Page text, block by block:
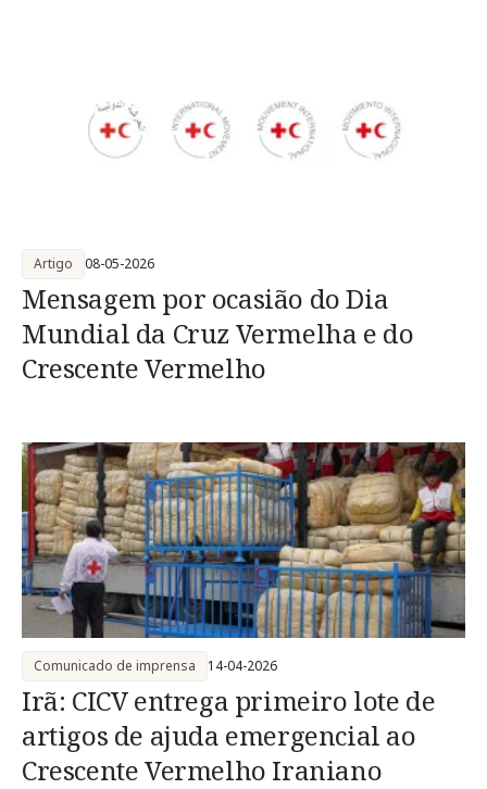
Mensagem por ocasião do Dia
Mundial da Cruz Vermelha e do
Crescente Vermelho
Artigo 08-05-2026
Irã: CICV entrega primeiro lote de
artigos de ajuda emergencial ao
Crescente Vermelho Iraniano
Comunicado de imprensa 14-04-2026